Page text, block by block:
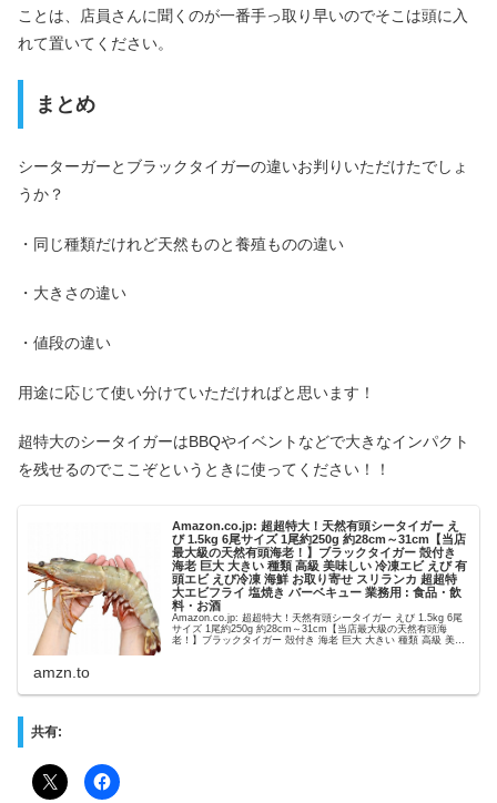
ことは、店員さんに聞くのが一番手っ取り早いのでそこは頭に入
れて置いてください。
まとめ
シーターガーとブラックタイガーの違いお判りいただけたでしょ
うか？
・同じ種類だけれど天然ものと養殖ものの違い
・大きさの違い
・値段の違い
用途に応じて使い分けていただければと思います！
超特大のシータイガーはBBQやイベントなどで大きなインパクト
を残せるのでここぞというときに使ってください！！
Amazon.co.jp: 超超特大！天然有頭シータイガー え
び 1.5kg 6尾サイズ 1尾約250g 約28cm～31cm【当店
最大級の天然有頭海老！】ブラックタイガー 殻付き
海老 巨大 大きい 種類 高級 美味しい 冷凍エビ えび 有
頭エビ えび冷凍 海鮮 お取り寄せ スリランカ 超超特
大エビフライ 塩焼き バーベキュー 業務用 : 食品・飲
料・お酒
Amazon.co.jp: 超超特大！天然有頭シータイガー えび 1.5kg 6尾
サイズ 1尾約250g 約28cm～31cm【当店最大級の天然有頭海
老！】ブラックタイガー 殻付き 海老 巨大 大きい 種類 高級 美味
amzn.to
共有: